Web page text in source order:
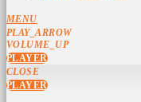
MENU
PLAY_ARROW
VOLUME_UP
PLAYER
CLOSE
PLAYER